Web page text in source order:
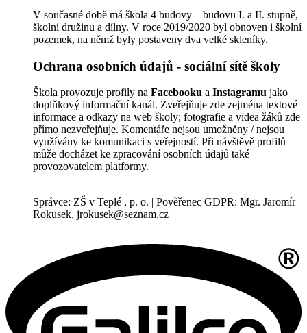
V současné době má škola 4 budovy – budovu I. a II. stupně,
školní družinu a dílny. V roce 2019/2020 byl obnoven i školní
pozemek, na němž byly postaveny dva velké skleníky.
Ochrana osobních údajů - sociální sítě školy
Škola provozuje profily na Facebooku a Instagramu jako
doplňkový informační kanál. Zveřejňuje zde zejména textové
informace a odkazy na web školy; fotografie a videa žáků zde
přímo nezveřejňuje. Komentáře nejsou umožněny / nejsou
využívány ke komunikaci s veřejností. Při návštěvě profilů
může docházet ke zpracování osobních údajů také
provozovatelem platformy.
Správce: ZŠ v Teplé , p. o. | Pověřenec GDPR: Mgr. Jaromír
Rokusek, jrokusek@seznam.cz